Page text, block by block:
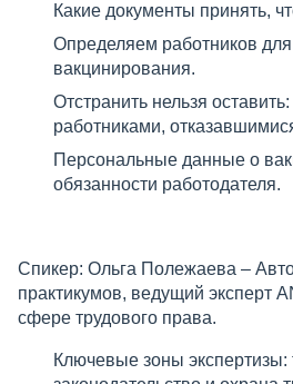
Какие документы принять,
Определяем работников для
вакцинирования.
Отстранить нельзя
работниками,
Персональные данные о
обязанности работодателя.
Спикер: Ольга Полежаева –
практикумов, ведущий эксперт
сфере трудового права.
Ключевые зоны экспертизы: